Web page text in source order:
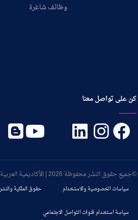
وظائف شاغرة
كن على تواصل معنا
©جميع حقوق النشر محفوظة 2026 | الأكاديمية العربية للعلوم و التكنولوجيا و النقل البحري
سياسات الخصوصية والاستخدام حقوق الملكية والنشر
سياسة استخدام قنوات التواصل الاجتماعي